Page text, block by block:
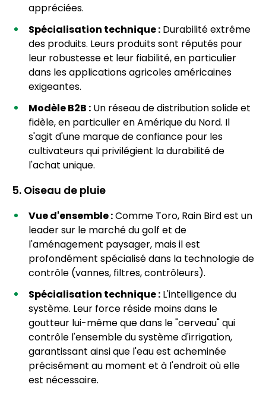
appréciées.
Spécialisation technique : Durabilité extrême
des produits. Leurs produits sont réputés pour
leur robustesse et leur fiabilité, en particulier
dans les applications agricoles américaines
exigeantes.
Modèle B2B : Un réseau de distribution solide et
fidèle, en particulier en Amérique du Nord. Il
s'agit d'une marque de confiance pour les
cultivateurs qui privilégient la durabilité de
l'achat unique.
5. Oiseau de pluie
Vue d'ensemble :Comme Toro, Rain Bird est un
leader sur le marché du golf et de
l'aménagement paysager, mais il est
profondément spécialisé dans la technologie de
contrôle (vannes, filtres, contrôleurs).
Spécialisation technique : L'intelligence du
système. Leur force réside moins dans le
goutteur lui-même que dans le "cerveau" qui
contrôle l'ensemble du système d'irrigation,
garantissant ainsi que l'eau est acheminée
précisément au moment et à l'endroit où elle
est nécessaire.